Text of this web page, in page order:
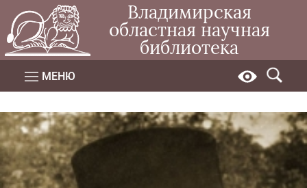
Владимирская
областная научная
библиотека
МЕНЮ